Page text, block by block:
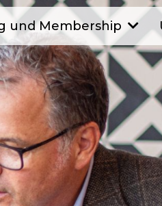
und Membership